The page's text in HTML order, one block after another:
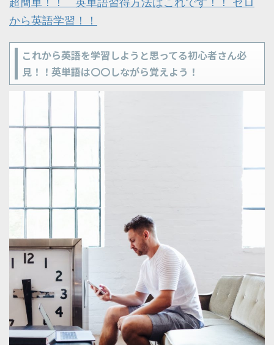
から英語学習！！
これから英語を学習しようと思ってる初心者さん必
見！！英単語は〇〇しながら覚えよう！